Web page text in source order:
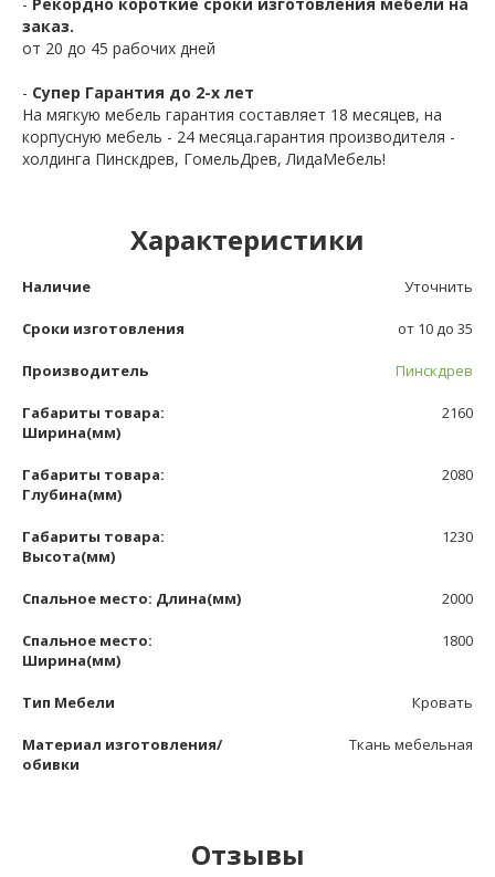
заказ.
от 20 до 45 рабочих дней
- Супер Гарантия до 2-х лет
На мягкую мебель гарантия составляет 18 месяцев, на
корпусную мебель - 24 месяца.гарантия производителя -
холдинга Пинскдрев, ГомельДрев, ЛидаМебель!
Характеристики
Наличие Уточнить
Сроки изготовления от 10 до 35
Производитель Пинскдрев
Габариты товара:
Ширина(мм)
2160
Габариты товара:
Глубина(мм)
2080
Габариты товара:
Высота(мм)
1230
Спальное место: Длина(мм) 2000
Спальное место:
Ширина(мм)
1800
Тип Мебели Кровать
Материал изготовления/
обивки
Ткань мебельная
Отзывы